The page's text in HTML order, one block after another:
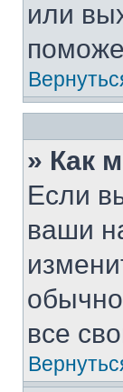
или
» Как
Если
ваши
все